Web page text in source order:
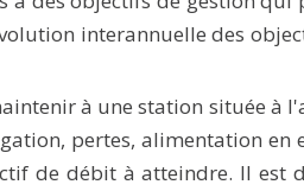
interannuelle des
à une station située
pertes, alimentation en
de débit à atteindre. Il est